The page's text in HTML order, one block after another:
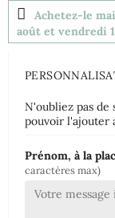
Achetez-le
août et vendredi
N'oubliez pas de
pouvoir l'ajouter
Prénom, à la
caractères max)